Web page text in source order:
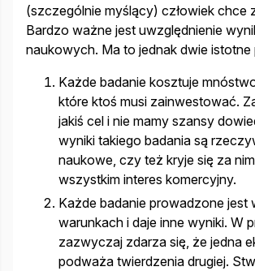
(szczególnie myślący) człowiek chce
Bardzo ważne jest uwzględnienie
naukowych. Ma to jednak dwie istotne
Każde badanie kosztuje
które ktoś musi zainwestować.
jakiś cel i nie mamy szansy
wyniki takiego badania są
naukowe, czy też kryje się za
wszystkim interes komercyjny.
Każde badanie prowadzone jest
warunkach i daje inne wyniki. W
zazwyczaj zdarza się, że jedna
podważa twierdzenia drugiej.